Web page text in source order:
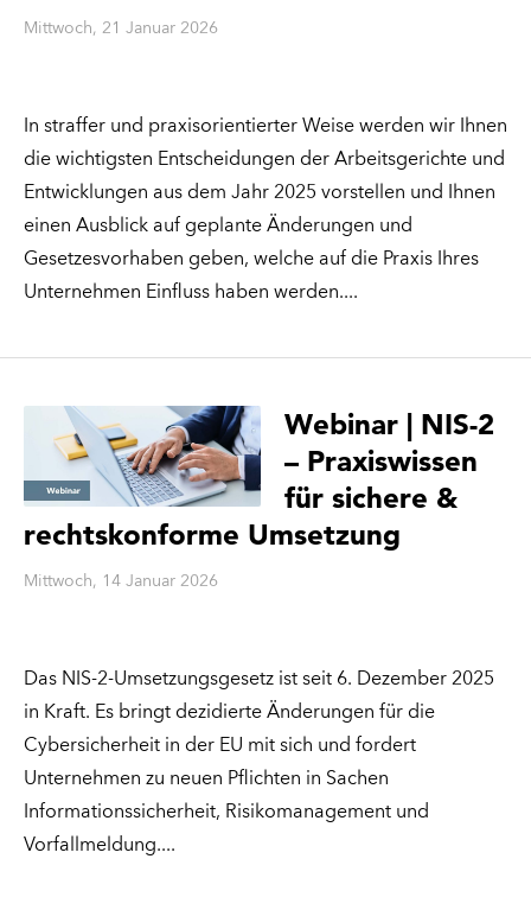
Mittwoch, 21 Januar 2026
In straffer und praxisorientierter Weise werden wir Ihnen
die wichtigsten Entscheidungen der Arbeitsgerichte und
Entwicklungen aus dem Jahr 2025 vorstellen und Ihnen
einen Ausblick auf geplante Änderungen und
Gesetzesvorhaben geben, welche auf die Praxis Ihres
Unternehmen Einfluss haben werden.
Webinar | NIS-2
– Praxiswissen
für sichere &
rechtskonforme Umsetzung
Mittwoch, 14 Januar 2026
Das NIS-2-Umsetzungsgesetz ist seit 6. Dezember 2025
in Kraft. Es bringt dezidierte Änderungen für die
Cybersicherheit in der EU mit sich und fordert
Unternehmen zu neuen Pflichten in Sachen
Informationssicherheit, Risikomanagement und
Vorfallmeldung.